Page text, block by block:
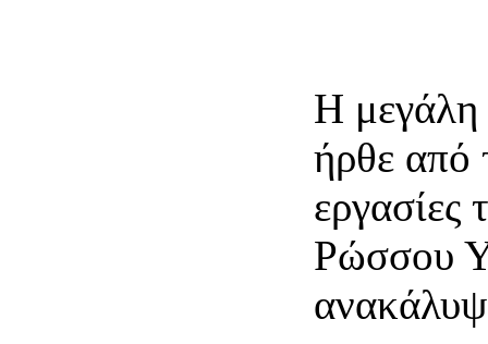
Η
ήρθε από
εργασίες
Ρώσσου